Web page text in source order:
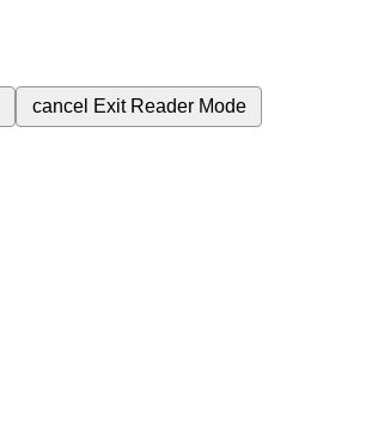
cancel Exit Reader Mode